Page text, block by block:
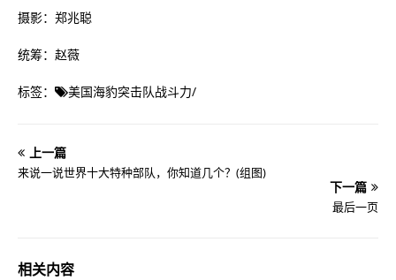
摄影：郑兆聪
统筹：赵薇
标签： 美国海豹突击队战斗力/
上一篇
来说一说世界十大特种部队，你知道几个？(组图)
下一篇
最后一页
相关内容